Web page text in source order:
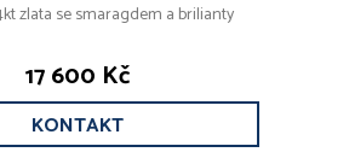
zlata se smaragdem a brilianty
17 600 Kč
KONTAKT